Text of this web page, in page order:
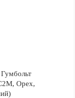
Орех,